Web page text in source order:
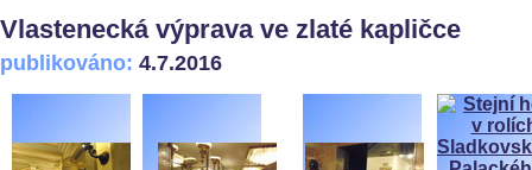
Vlastenecká výprava ve zlaté kapličce
publikováno: 4.7.2016